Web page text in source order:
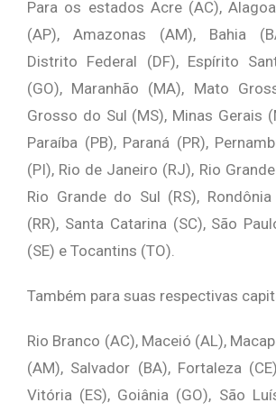
Para os estados Acre (AC),
(AP), Amazonas (AM), Bahia
Distrito Federal (DF), Espírito
(GO), Maranhão (MA), Mato
Grosso do Sul (MS), Minas Gerais
Paraíba (PB), Paraná (PR),
(PI), Rio de Janeiro (RJ), Rio
Rio Grande do Sul (RS), Rondônia
(RR), Santa Catarina (SC), São
(SE) e Tocantins (TO).
Também para suas respectivas
Rio Branco (AC), Maceió (AL),
(AM), Salvador (BA), Fortaleza
Vitória (ES), Goiânia (GO), São